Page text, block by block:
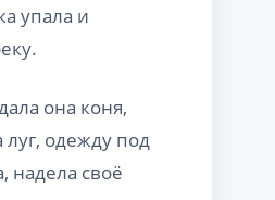
упала и
она коня,
луг, одежду под
надела своё